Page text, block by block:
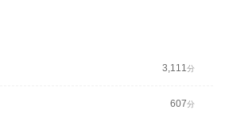
3,111分
607分